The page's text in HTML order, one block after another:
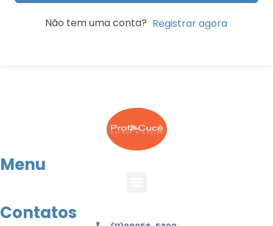
Não tem uma conta? Registrar agora
Menu
Contatos